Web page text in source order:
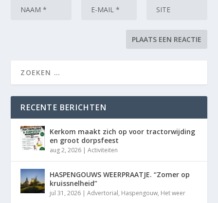
RECENTE BERICHTEN
Kerkom maakt zich op voor tractorwijding
en groot dorpsfeest
aug 2, 2026 |Activiteiten
HASPENGOUWS WEERPRAATJE. “Zomer op
kruissnelheid”
jul 31, 2026 |Advertorial, Haspengouw, Het weer